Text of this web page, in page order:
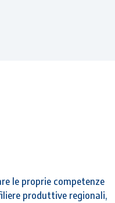
le proprie competenze
produttive regionali,